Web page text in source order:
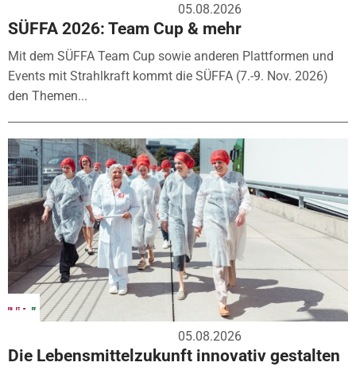
05.08.2026
SÜFFA 2026: Team Cup & mehr
Mit dem SÜFFA Team Cup sowie anderen Plattformen und
Events mit Strahlkraft kommt die SÜFFA (7.-9. Nov. 2026)
den Themen...
05.08.2026
Die Lebensmittelzukunft innovativ gestalten